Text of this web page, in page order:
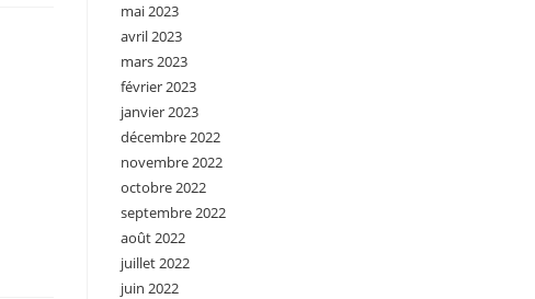
mai 2023
avril 2023
mars 2023
février 2023
janvier 2023
décembre 2022
novembre 2022
octobre 2022
septembre 2022
août 2022
juillet 2022
juin 2022